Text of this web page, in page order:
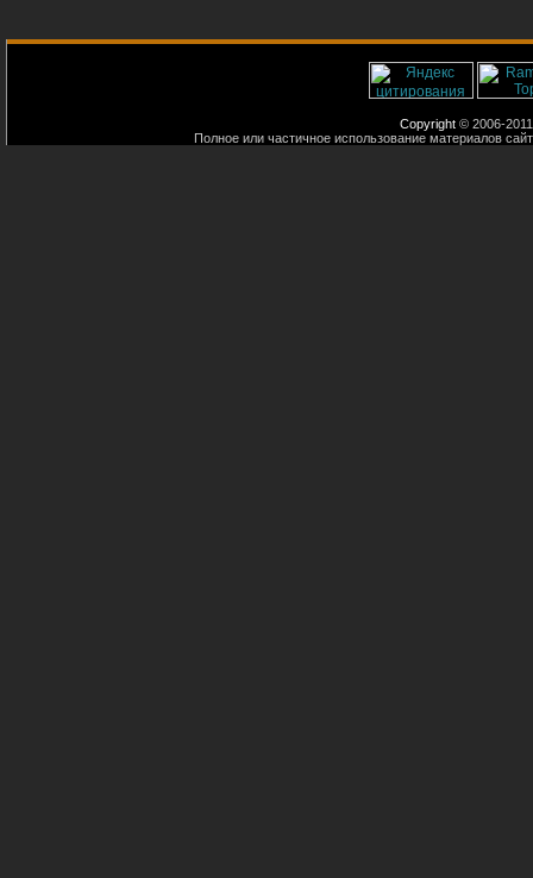
Copyright © 2006-
Полное или частичное использование материалов